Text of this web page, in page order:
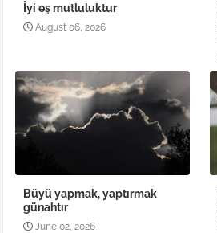
İyi eş mutluluktur
August 06, 2026
Büyü yapmak, yaptırmak
günahtır
June 02, 2026